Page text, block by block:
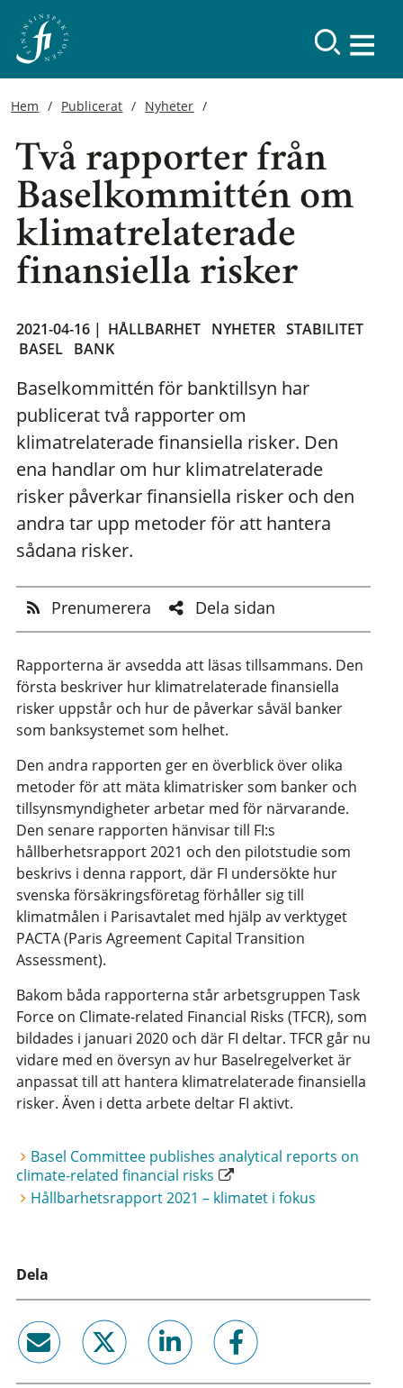
Hem Publicerat Nyheter
Två rapporter från
Baselkommittén om
klimatrelaterade
finansiella risker
2021-04-16 | HÅLLBARHET NYHETER STABILITET
BASEL BANK
Baselkommittén för banktillsyn har
publicerat två rapporter om
klimatrelaterade finansiella risker. Den
ena handlar om hur klimatrelaterade
risker påverkar finansiella risker och den
andra tar upp metoder för att hantera
sådana risker.
Prenumerera Dela sidan
Rapporterna är avsedda att läsas tillsammans. Den
första beskriver hur klimatrelaterade finansiella
risker uppstår och hur de påverkar såväl banker
som banksystemet som helhet.
Den andra rapporten ger en överblick över olika
metoder för att mäta klimatrisker som banker och
tillsynsmyndigheter arbetar med för närvarande.
Den senare rapporten hänvisar till FI:s
hållberhetsrapport 2021 och den pilotstudie som
beskrivs i denna rapport, där FI undersökte hur
svenska försäkringsföretag förhåller sig till
klimatmålen i Parisavtalet med hjälp av verktyget
PACTA (Paris Agreement Capital Transition
Assessment).
Bakom båda rapporterna står arbetsgruppen Task
Force on Climate-related Financial Risks (TFCR), som
bildades i januari 2020 och där FI deltar. TFCR går nu
vidare med en översyn av hur Baselregelverket är
anpassat till att hantera klimatrelaterade finansiella
risker. Även i detta arbete deltar FI aktivt.
Basel Committee publishes analytical reports on
climate-related financial risks
Hållbarhetsrapport 2021 – klimatet i fokus
Dela